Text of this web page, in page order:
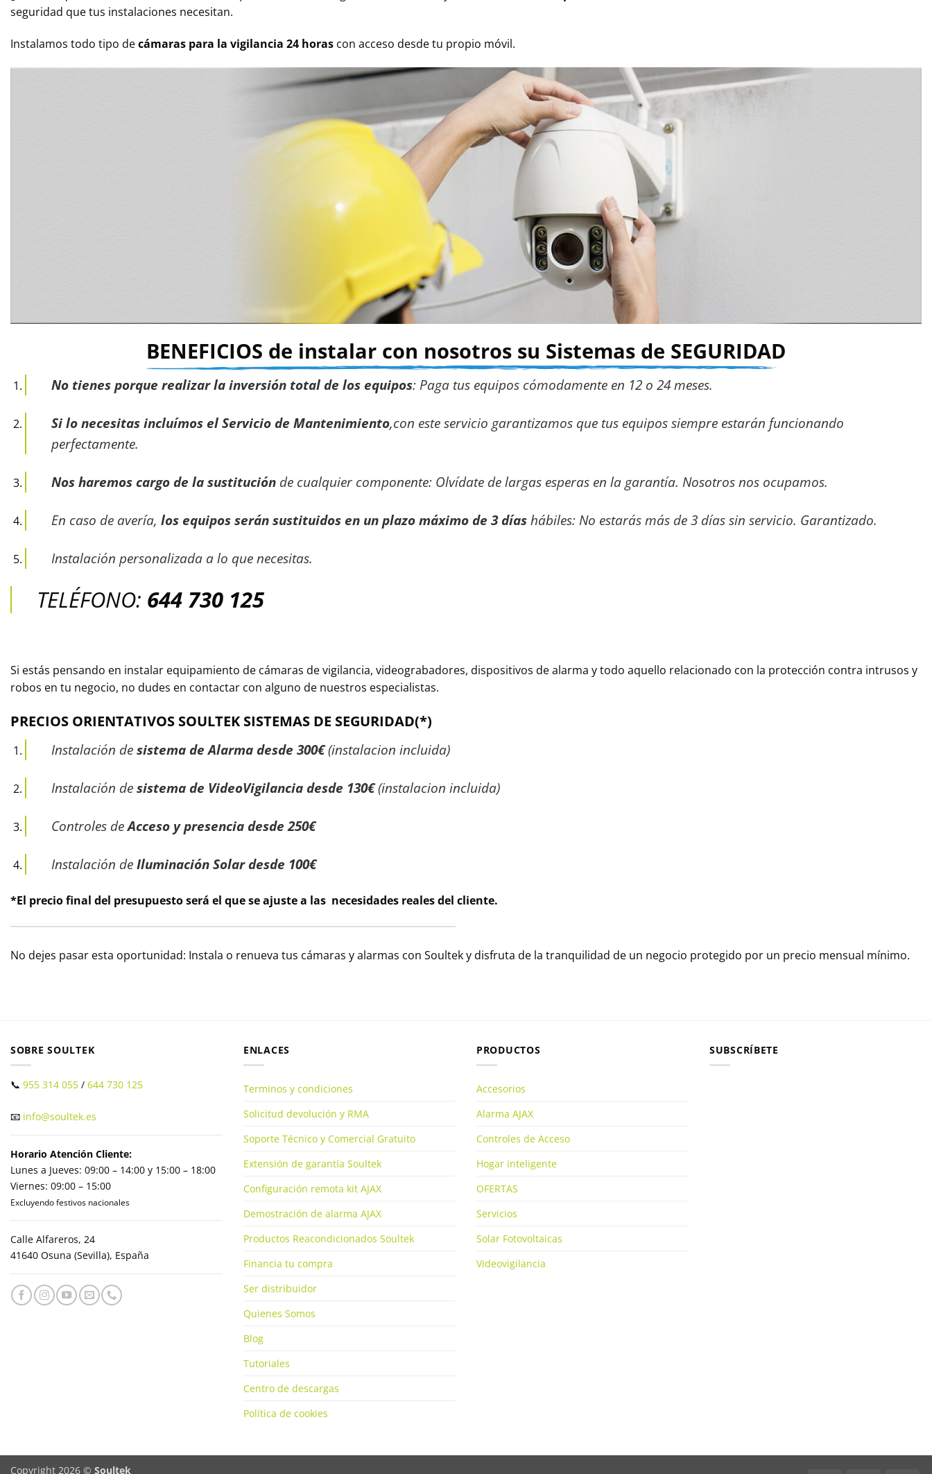
seguridad que tus instalaciones necesitan.
Instalamos todo tipo decámaras para la vigilancia 24 horas con acceso desde tu propio móvil.
BENEFICIOS de instalar con nosotros su Sistemas de SEGURIDAD
No tienes porque realizar la inversión total de los equipos: Paga tus equipos cómodamente en 12 o 24 meses.
Si lo necesitas incluímos el Servicio de Mantenimiento,con este servicio garantizamos que tus equipos siempre estarán funcionando
perfectamente.
Nos haremos cargo de la sustituciónde cualquier componente: Olvídate de largas esperas en la garantía. Nosotros nos ocupamos.
En caso de avería, los equipos serán sustituidos en un plazo máximo de 3 díashábiles: No estarás más de 3 días sin servicio. Garantizado.
Instalación personalizada a lo que necesitas.
TELÉFONO: 644 730 125
Si estás pensando en instalar equipamiento de cámaras de vigilancia, videograbadores, dispositivos de alarma y todo aquello relacionado con la protección contra intrusos y
robos en tu negocio, no dudes en contactar con alguno de nuestros especialistas.
PRECIOS ORIENTATIVOS SOULTEK SISTEMAS DE SEGURIDAD(*)
Instalación desistema de Alarma desde 300€(instalacion incluida)
Instalación desistema de VideoVigilancia desde 130€(instalacion incluida)
Controles deAcceso y presencia desde 250€
Instalación deIluminación Solar desde 100€
*El precio final del presupuesto será el que se ajuste a las necesidades reales del cliente.
No dejes pasar esta oportunidad: Instala o renueva tus cámaras y alarmas con Soultek y disfruta de la tranquilidad de un negocio protegido por un precio mensual mínimo.
SOBRE SOULTEK
📞 955 314 055 / 644 730 125
📧 info@soultek.es
Horario Atención Cliente:
Lunes a Jueves: 09:00 – 14:00 y 15:00 – 18:00
Viernes: 09:00 – 15:00
Excluyendo festivos nacionales
Calle Alfareros, 24
41640 Osuna (Sevilla), España
ENLACES
Terminos y condiciones
Solicitud devolución y RMA
Soporte Técnico y Comercial Gratuito
Extensión de garantía Soultek
Configuración remota kit AJAX
Demostración de alarma AJAX
Productos Reacondicionados Soultek
Financia tu compra
Ser distribuidor
Quienes Somos
Blog
Tutoriales
Centro de descargas
Política de cookies
PRODUCTOS
Accesorios
Alarma AJAX
Controles de Acceso
Hogar inteligente
OFERTAS
Servicios
Solar Fotovoltaicas
Videovigilancia
SUBSCRÍBETE
Copyright 2026 © Soultek